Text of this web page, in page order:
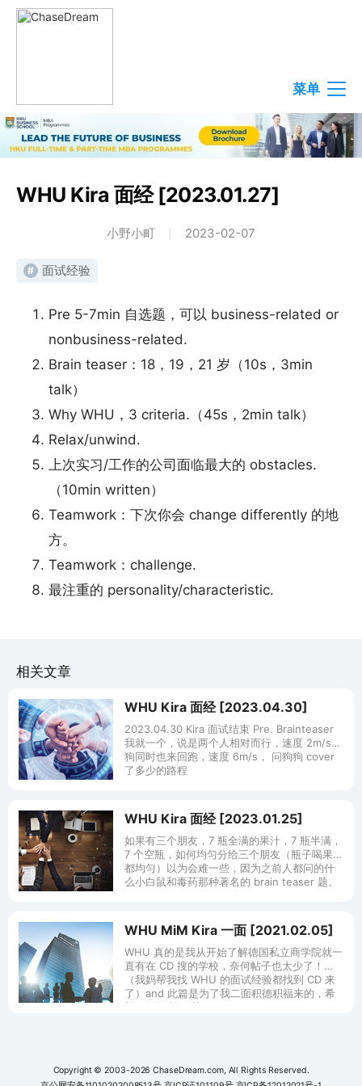
菜单
WHU Kira 面经 [2023.01.27]
小野小町 2023-02-07
# 面试经验
Pre 5-7min 自选题，可以 business-related or
nonbusiness-related.
Brain teaser：18，19，21 岁（10s，3min
talk）
Why WHU，3 criteria.（45s，2min talk）
Relax/unwind.
上次实习/工作的公司面临最大的 obstacles.
（10min written）
Teamwork：下次你会 change differently 的地
方。
Teamwork：challenge.
最注重的 personality/characteristic.
相关文章
WHU Kira 面经 [2023.04.30]
2023.04.30 Kira 面试结束 Pre. Brainteaser
我就一个，说是两个人相对而行，速度 2m/s，
狗同时也来回跑，速度 6m/s， 问狗狗 cover
了多少的路程
WHU Kira 面经 [2023.01.25]
如果有三个朋友，7 瓶全满的果汁，7 瓶半满，
7 个空瓶，如何均匀分给三个朋友（瓶子喝果汁
都均匀）以为会难一些，因为之前人都问的什
么小白鼠和毒药那种著名的 brain teaser 题。
WHU MiM Kira 一面 [2021.02.05]
WHU 真的是我从开始了解德国私立商学院就一
直有在 CD 搜的学校，奈何帖子也太少了！
（我妈帮我找 WHU 的面试经验都找到 CD 来
了）and 此篇是为了我二面积德积福来的，希
望二面顺利！ 其
Copyright © 2003-2026 ChaseDream.com, All Rights Reserved.